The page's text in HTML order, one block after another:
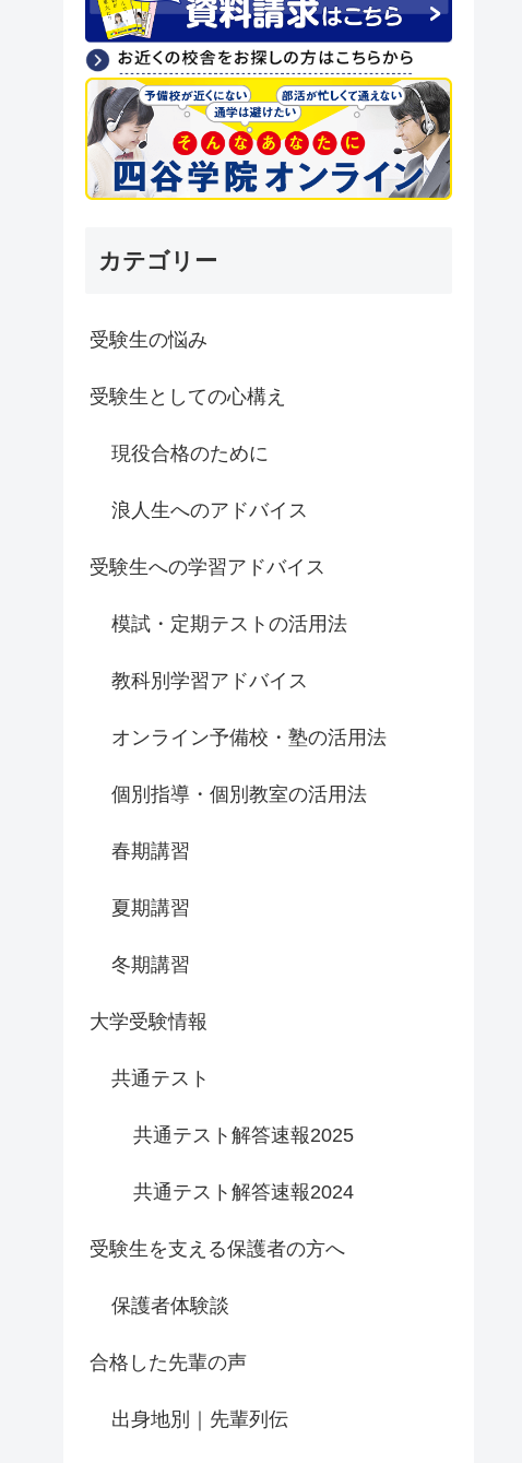
カテゴリー
受験生の悩み
受験生としての心構え
現役合格のために
浪人生へのアドバイス
受験生への学習アドバイス
模試・定期テストの活用法
教科別学習アドバイス
オンライン予備校・塾の活用法
個別指導・個別教室の活用法
春期講習
夏期講習
冬期講習
大学受験情報
共通テスト
共通テスト解答速報2025
共通テスト解答速報2024
受験生を支える保護者の方へ
保護者体験談
合格した先輩の声
出身地別｜先輩列伝